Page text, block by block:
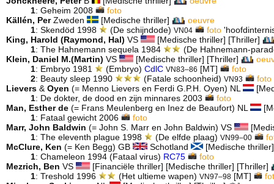
1: Geheim 2008
foto
Källén, PerZweden [Medische thriller]
oeuvre
1: Skendöd 1998 (De schijndode)VN04 foto
King, Harold (Raymond, Hal) VS
[Medische thriller] [Thriller]
1: The Hahnemann sequela 1984
(De Hahnemann-
Klein, Daniel M.(Martin) VS [Medische thriller] [Thriller]
1: Embryo 1981 (Embryo)CdlC VN83–86 [MT]
foto
2: Beauty sleep 1990 (Fatale schoonheid)VN93
foto
Lievers & Oyen (= Menno Lievers en Ferdi G.P.H. Oyen) NL
1: De dokter, de dood en zijn minnares 2003
foto
Man, Esther de (= Frans Meulenberg en Inez de Beaufort) NL
1: Fataal gewicht 2006
foto
Marr, John Baldwin (= John S. Marr en John Baldwin) VS
1: The eleventh plague 1998 (De elfde plaag)VN99–00
McClure, Ken (= Ken Begg) GB Schotland
[Medische
1: Chameleon 1994 (Fataal virus) RC75
foto
Mezrich, Ben VS
[Financiële thriller] [Medische thriller] [Thriller]
1: Treshold 1996 (Het ultieme wapen) VN97–98[MT]